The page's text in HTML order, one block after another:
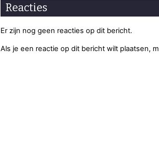
Reacties
Er zijn nog geen reacties op dit bericht.
Als je een reactie op dit bericht wilt plaatsen,